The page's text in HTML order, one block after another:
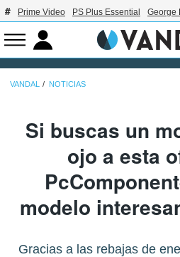
Prime Video PS Plus Essential George
VANDAL NOTICIAS
Si buscas un
ojo a esta
modelo
Gracias a las rebajas de